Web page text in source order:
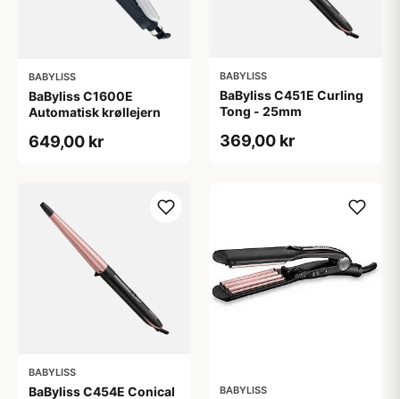
BABYLISS
BaByliss C1600E
Automatisk krøllejern
649,00 kr
BABYLISS
BaByliss C451E Curling
Tong - 25mm
369,00 kr
BABYLISS
BaByliss C454E Conical
BABYLISS